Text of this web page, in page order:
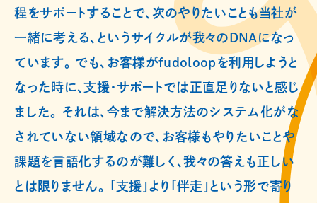
程をサポートすることで、次のやりたいことも当社が
一緒に考える、というサイクルが我々のDNAになっ
ています。 でも、お客様がfudoloopを利用しようと
なった時に、支援・サポートでは正直足りないと感じ
ました。 それは、今まで解決方法のシステム化がな
されていない領域なので、お客様もやりたいことや
課題を言語化するのが難しく、我々の答えも正しい
とは限りません。 「支援」より「伴走」という形で寄り